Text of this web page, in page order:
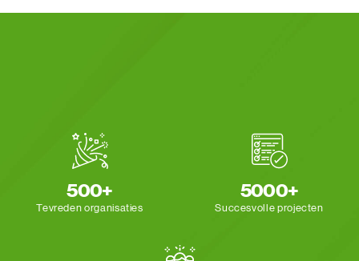
500+
Tevreden organisaties
5000+
Succesvolle projecten